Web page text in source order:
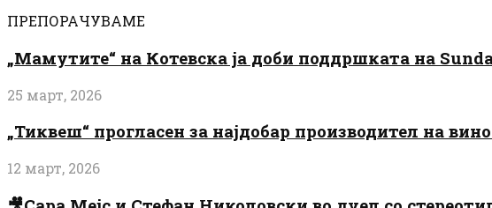
ПРЕПОРАЧУВАМЕ
„Мамутите“ на Котевска ја доби поддршката на
25 март, 2026
„Тиквеш“ прогласен за најдобар производител на
12 март, 2026